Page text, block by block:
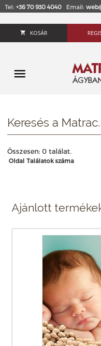
Tel: +36 70 930 4040 Email:
KOSÁR
Keresés a
Összesen: 0 találat.
Oldal Találatok száma
Ajánlott